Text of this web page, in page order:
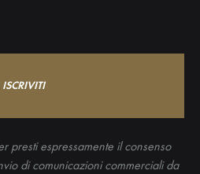
presti espressamente il consenso
di comunicazioni commerciali da